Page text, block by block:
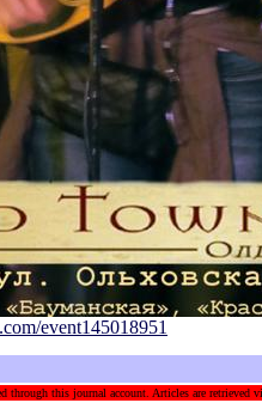
event145018951
through this journal account. Articles are retrieved